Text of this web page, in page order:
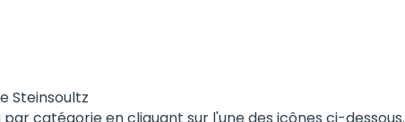
Steinsoultz
catégorie en cliquant sur l'une des icônes ci-dessous.